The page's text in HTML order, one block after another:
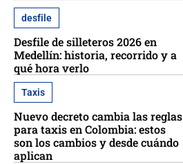
desfile
Desfile de silleteros 2026 en
Medellín: historia, recorrido y a
qué hora verlo
Taxis
Nuevo decreto cambia las reglas
para taxis en Colombia: estos
son los cambios y desde cuándo
aplican